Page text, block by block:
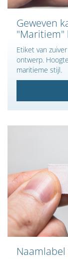
Geweven
"Maritiem"
Etiket van
ontwerp.
maritieme stijl.